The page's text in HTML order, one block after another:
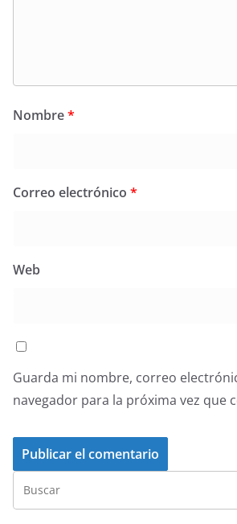
Nombre*
Correo electrónico *
Web
Guarda mi nombre, correo
navegador para la próxima vez que